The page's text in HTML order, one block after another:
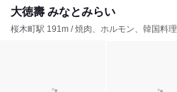
大徳壽 みなとみらい
桜木町駅 191m / 焼肉、ホルモン、韓国料理